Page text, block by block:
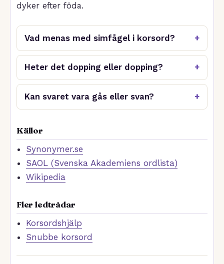
dyker efter föda.
Vad menas med simfågel i korsord?
Heter det dopping eller dopping?
Kan svaret vara gås eller svan?
Källor
Synonymer.se
SAOL (Svenska Akademiens ordlista)
Wikipedia
Fler ledtrådar
Korsordshjälp
Snubbe korsord